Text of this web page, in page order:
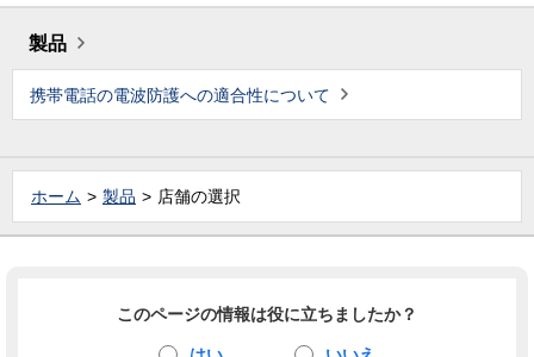
製品
携帯電話の電波防護への適合性について
ホーム 製品 店舗の選択
このページの情報は役に立ちましたか？